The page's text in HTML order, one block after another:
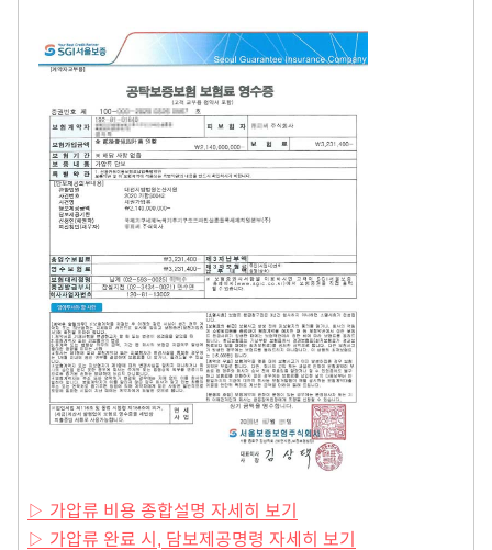
▷ 가압류 비용 종합설명 자세히 보기
▷ 가압류 완료 시, 담보제공명령 자세히 보기